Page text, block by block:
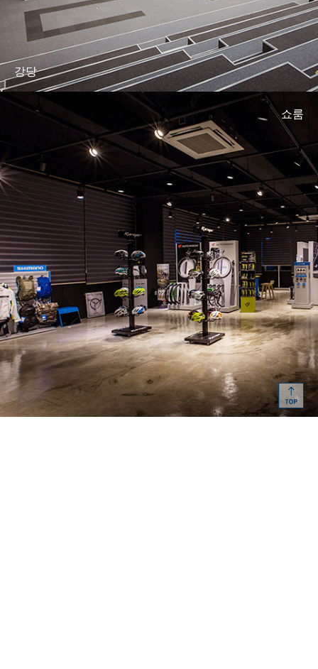
강당
쇼룸